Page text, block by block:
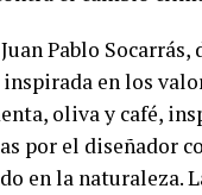
Pablo
en los
oliva y café,
por el diseñador
en la naturaleza.